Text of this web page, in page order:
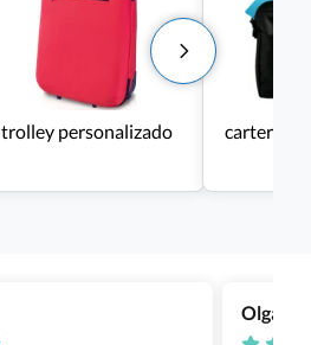
trolley personalizado carteras
Olga